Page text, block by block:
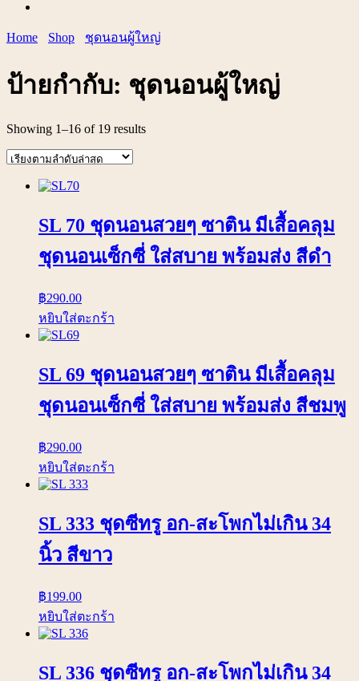
Home Shop ชุดนอนผู้ใหญ่
ป้ายกำกับ: ชุดนอนผู้ใหญ่
Showing 1–16 of 19 results
SL 70 ชุดนอนสวยๆ ซาติน มีเสื้อคลุม
ชุดนอนเซ็กซี่ ใส่สบาย พร้อมส่ง สีดำ
฿290.00
หยิบใส่ตะกร้า
SL 69 ชุดนอนสวยๆ ซาติน มีเสื้อคลุม
ชุดนอนเซ็กซี่ ใส่สบาย พร้อมส่ง สีชมพู
฿290.00
หยิบใส่ตะกร้า
SL 333 ชุดซีทรู อก-สะโพกไม่เกิน 34
นิ้ว สีขาว
฿199.00
หยิบใส่ตะกร้า
SL 336 ชุดซีทรู อก-สะโพกไม่เกิน 34